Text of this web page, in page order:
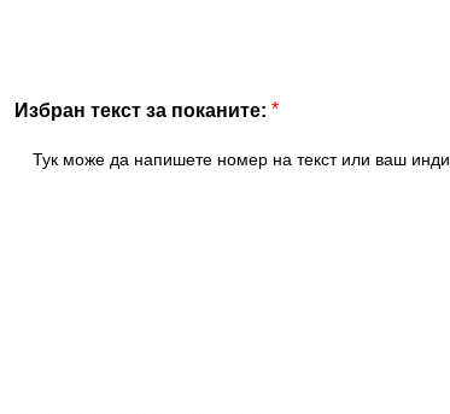
Избран текст за поканите: *